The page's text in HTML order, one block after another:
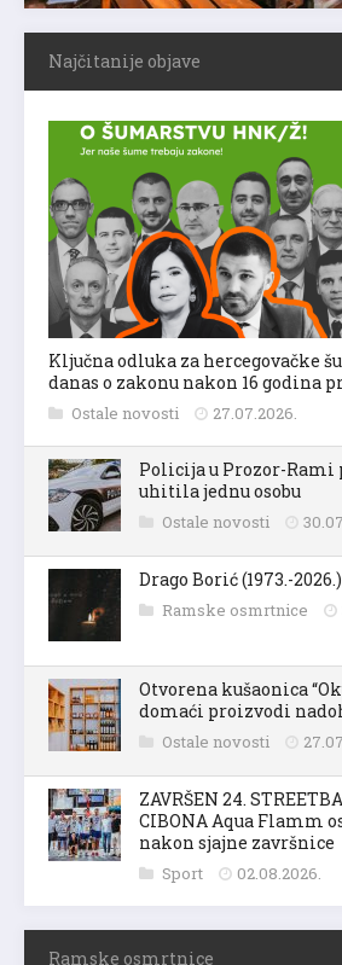
Najčitanije objave
Ključna odluka za hercegovačke
danas o zakonu nakon 16 godina
Ostale novosti 27.07.2026.
Policija u Prozor-
uhitila jednu osobu
Ostale novosti
Drago Borić (1973.-2026.)
Ramske osmrtnice
Otvorena kušaonica
domaći proizvodi
Ostale novosti
ZAVRŠEN 24.
CIBONA Aqua Flamm
nakon sjajne završnice
Sport 02.08.2026.
Ramske osmrtnice